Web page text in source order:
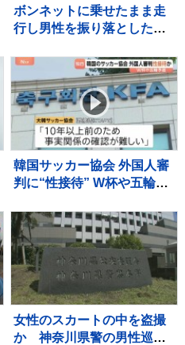
ボンネットに乗せたまま走
行し男性を振り落とした疑
県職員（48）を逮捕
韓国サッカー協会 外国人審
判に“性接待” W杯や五輪の
で10人余に対し JNN報告書
入手
女性のスカートの中を盗撮
か 神奈川県警の男性巡査